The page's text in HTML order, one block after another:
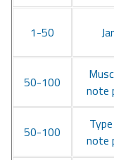
1-50
50-100
note
50-100
note